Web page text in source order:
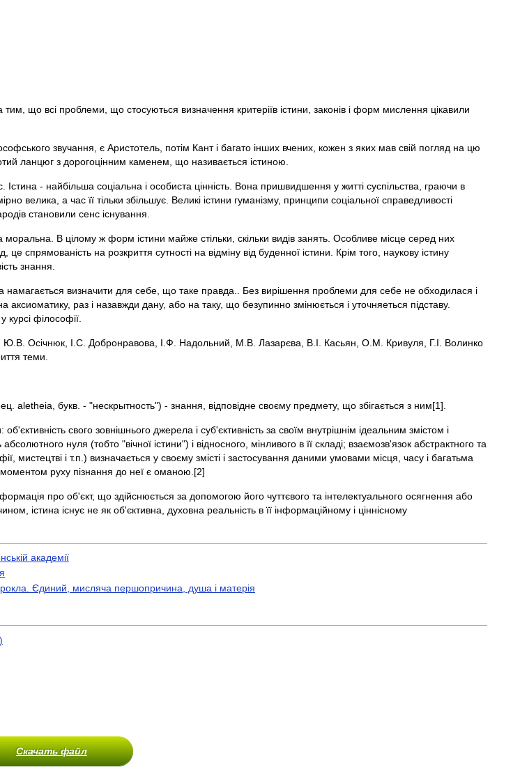
що всі проблеми, що стосуються визначення критеріїв істини, законів і форм мислення цікавили
звучання, є Аристотель, потім Кант і багато інших вчених, кожен з яких мав свій погляд на цю
ланцюг з дорогоцінним каменем, що називається істиною.
- найбільша соціальна і особиста цінність. Вона пришвидшення у житті суспільства, граючи в
велика, а час її тільки збільшує. Великі істини гуманізму, принципи соціальної справедливості
становили сенс існування.
В цілому ж форм істини майже стільки, скільки видів занять. Особливе місце серед них
на розкриття сутності на відміну від буденної істини. Крім того, наукову істину
знання.
визначити для себе, що таке правда.. Без вирішення проблеми для себе не обходилася і
раз і назавжди дану, або на таку, що безупинно змінюється і уточняеться підставу.
філософії.
Ю.В. Осічнюк, І.С. Добронравова, І.Ф. Надольний, М.В. Лазарєва, В.І. Касьян, О.М. Кривуля, Г.І. Волинко
теми.
aletheia, букв. - "нескрытность") - знання, відповідне своєму предмету, що збігається з ним[1].
свого зовнішнього джерела і суб'єктивність за своїм внутрішнім ідеальним змістом і
нуля (тобто "вічної істини") і відносного, мінливого в її складі; взаємозв'язок абстрактного та
мистецтві і т.п.) визначається у своєму змісті і застосування даними умовами місця, часу і багатьма
руху пізнання до неї є оманою.[2]
про об'єкт, що здійснюється за допомогою його чуттєвого та інтелектуального осягнення або
істина існує не як об'єктивна, духовна реальність в її інформаційному і ціннісному
академії
Прокла. Єдиний, мисляча першопричина, душа і матерія
Скачать файл